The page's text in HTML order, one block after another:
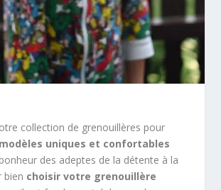
collection de grenouillères pour
modèles uniques et confortables
des adeptes de la détente à la
bien choisir votre grenouillère